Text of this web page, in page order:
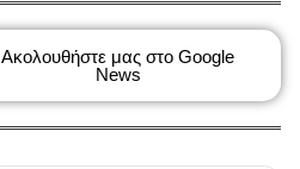
Ακολουθήστε μας στο Google
News